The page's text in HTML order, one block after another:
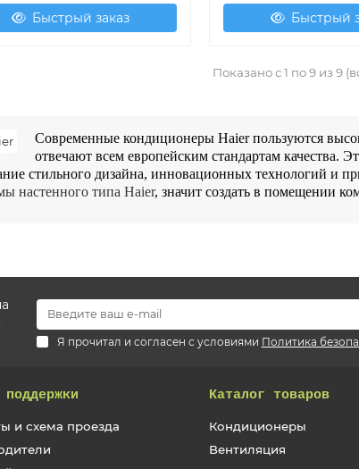
Быстрый заказ Быстрый
Показано с 1 по 9 из 9
Современные кондиционеры Haier пользуются
отвечают всем европейским стандартам качества.
стильного дизайна, инновационных технологий и
настенного типа Haier, значит создать в помещении
Я прочитал и согласен с условиями Политика
и схема проезда
Каталог товаров
Кондиционеры
Вентиляция